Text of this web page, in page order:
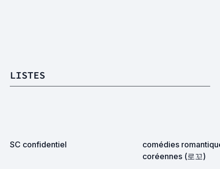
LISTES
SC confidentiel
comédies
coréennes (로꼬)